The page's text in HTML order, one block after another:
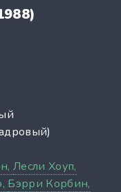
Лесли Хоуп,
Бэрри Корбин,